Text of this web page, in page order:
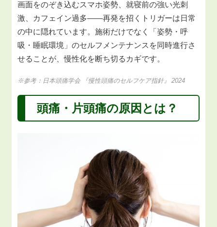
画面をのぞき込むスマホ姿勢、就寝前の強い光刺
激、カフェイン過多――再発を招くトリガーは日常
の中に隠れています。施術だけでなく「姿勢・呼
吸・睡眠環境」のセルフメンテナンスを同時進行さ
せることが、慢性化を断ち切るカギです。
※参考：日本頭痛学会 『慢性頭痛のセルフケア指針』 2024
頭痛・片頭痛の原因とは？